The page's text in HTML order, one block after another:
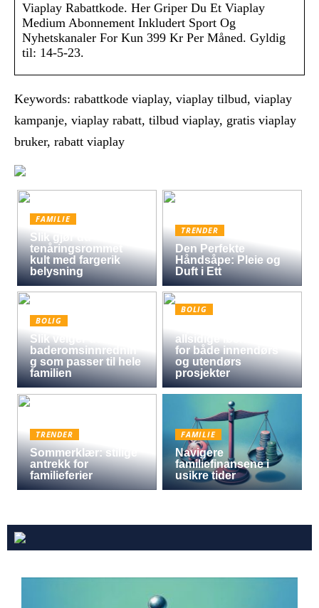
Viaplay Rabattkode. Her Griper Du Et Viaplay
Medium Abonnement Inkludert Sport Og
Nyhetskanaler For Kun 399 Kr Per Måned. Gyldig
til: 14-5-23.
Keywords: rabattkode viaplay, viaplay tilbud, viaplay
kampanje, viaplay rabatt, tilbud viaplay, gratis viaplay
bruker, rabatt viaplay
FAMILIE
Slik gjør du
tenåringsrommet
kult med fargerik
belysning
TRENDER
Den Perfekte
Håndsåpe: Pleie og
Duft i Ett
BOLIG
Slik velger du
baderomsinnrednin
g som passer til hele
familien
BOLIG
allsidige løsningen
for både innendørs
og utendørs
prosjekter
TRENDER
Sommerklær: stilige
antrekk for
familieferier
FAMILIE
Navigere
familiefinansene i
usikre tider